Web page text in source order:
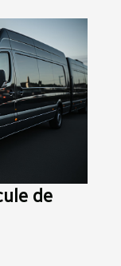
de